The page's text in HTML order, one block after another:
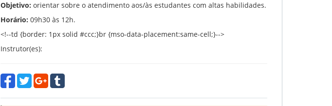
Objetivo: orientar sobre o atendimento aos/às estudantes com altas habilidades.
Horário: 09h30 às 12h.
<!--td {border: 1px solid #ccc;}br {mso-data-placement:same-cell;}-->
Instrutor(es):